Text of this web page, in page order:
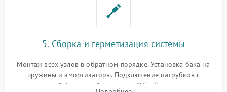
5. Сборка и герметизация системы
Монтаж всех узлов в обратном порядке. Установка бака на
пружины и амортизаторы. Подключение патрубков с
надежной фиксацией хомутами. Обработка стыков